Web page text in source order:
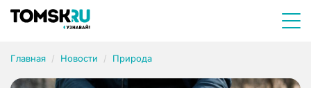
Главная Новости Природа